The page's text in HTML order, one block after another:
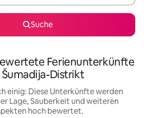
Suche
Ferienunterkünfte
Šumadija-Distrikt
einig: Diese Unterkünfte werden
Lage, Sauberkeit und weiteren
hoch bewertet.